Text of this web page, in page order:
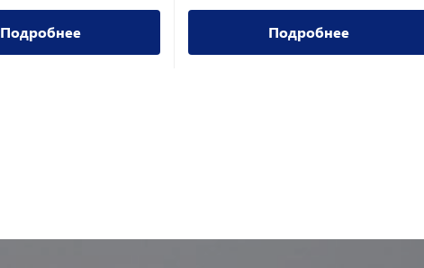
Подробнее Подробнее